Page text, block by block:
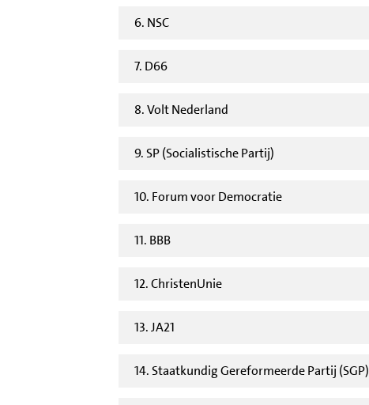
6. NSC
7. D66
8. Volt Nederland
9. SP (Socialistische Partij)
10. Forum voor Democratie
11. BBB
12. ChristenUnie
13. JA21
14. Staatkundig Gereformeerde Partij (SGP)